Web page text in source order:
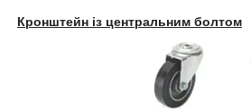
Кронштейн із центральним болтом